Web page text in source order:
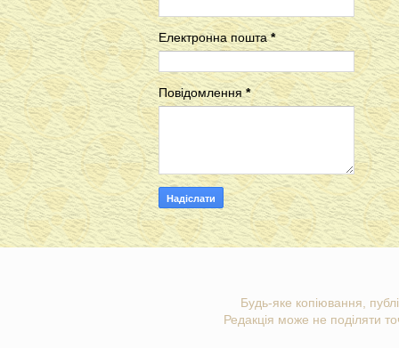
Електронна пошта*
Повідомлення*
Будь-яке копіювання,
Редакція може не поділяти